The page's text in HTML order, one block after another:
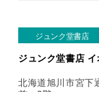
ジュンク堂書店
ジュンク堂書店
北海道旭川市宮下